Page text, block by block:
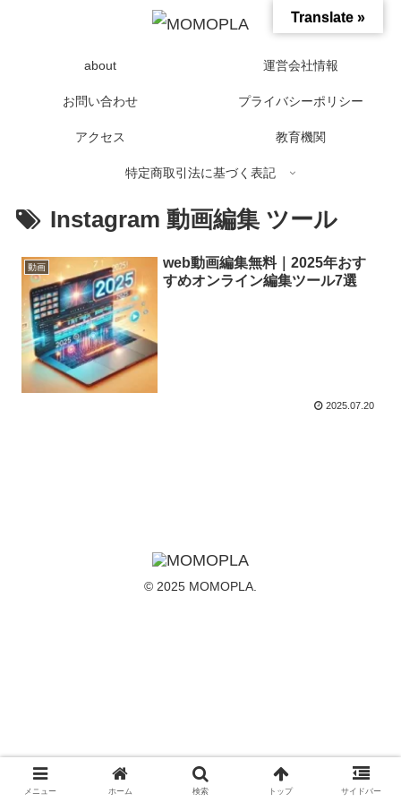
about 運営会社情報
お問い合わせ プライバシーポリシー
アクセス 教育機関
特定商取引法に基づく表記
Instagram 動画編集 ツール
動画
web動画編集無料｜2025年おす
すめオンライン編集ツール7選
2025.07.20
© 2025 MOMOPLA.
メニュー ホーム 検索 トップ サイドバー
Translate »